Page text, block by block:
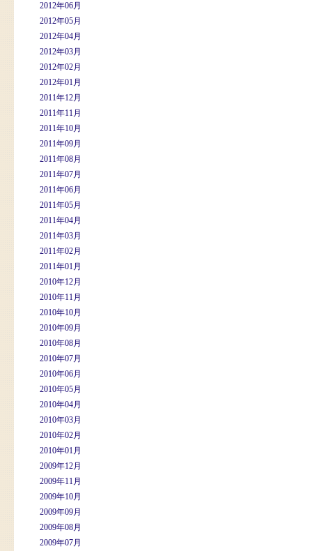
2012年06月
2012年05月
2012年04月
2012年03月
2012年02月
2012年01月
2011年12月
2011年11月
2011年10月
2011年09月
2011年08月
2011年07月
2011年06月
2011年05月
2011年04月
2011年03月
2011年02月
2011年01月
2010年12月
2010年11月
2010年10月
2010年09月
2010年08月
2010年07月
2010年06月
2010年05月
2010年04月
2010年03月
2010年02月
2010年01月
2009年12月
2009年11月
2009年10月
2009年09月
2009年08月
2009年07月